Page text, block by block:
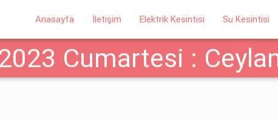
Anasayfa İletişim Elektrik Kesintisi Su Kesintisi
Cumartesi :